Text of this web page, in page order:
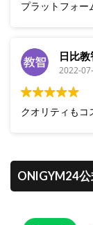
プラットフォー
日比教
2022-
クオリティもコ
ONIGYM24公